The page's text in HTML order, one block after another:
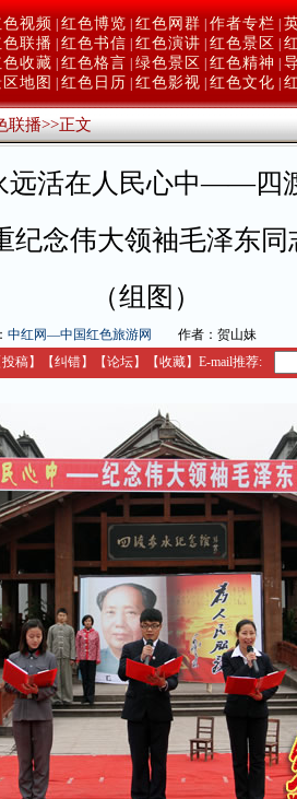
色视频 红色博览 红色网群 作者专栏
色联播 红色书信 红色演讲 红色景区
色收藏 红色格言 绿色景区 红色精神
地图
红色日历 红色影视 红色文化
联播>>正文
远活在人民心中——四
纪念伟大领袖毛泽东同
（组图）
中红网—中国红色旅游网
作者：贺山妹
投稿】 【纠错】 【论坛】 【收藏】 E-mail推荐: